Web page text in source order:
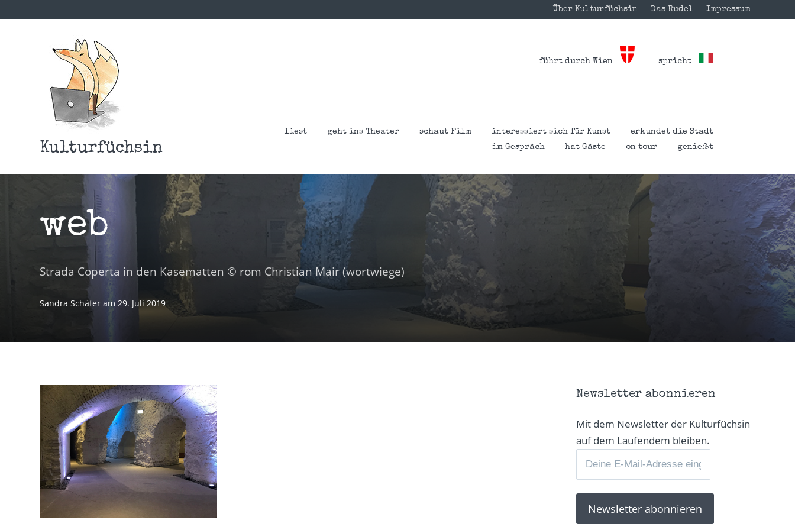
Über Kulturfüchsin Das Rudel Impressum
Kulturfüchsin
führt durch Wien spricht
liest geht ins Theater schaut Film interessiert sich für Kunst
erkundet die Stadt
im Gespräch
hat Gäste on tour genießt
web
Strada Coperta in den Kasematten © rom Christian Mair (wortwiege)
Sandra Schäferam 29. Juli 2019
Newsletter abonnieren
Mit dem Newsletter der Kulturfüchsin
auf dem Laufendem bleiben.